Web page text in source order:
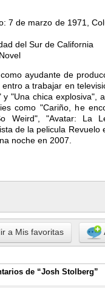
7 de marzo de 1971,
del Sur de California
ayudante de
a trabajar en
y "Una chica explosiva",
como "Cariño, he
Weird", "Avatar: La
de la pelicula Revuelo
noche en 2007.
a Mis favoritas
de “Josh Stolberg”